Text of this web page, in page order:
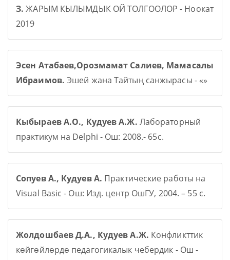
З. ЖАРЫМ КЫЛЫМДЫК ОЙ ТОЛГООЛОР - Ноокат
2019
Эсен Атабаев,Орозмамат Салиев, Мамасалы
Ибраимов. Эшей жана Тайтың санжырасы - «»
Кыбыраев А.О., Кудуев А.Ж. Лабораторный
практикум на Delphi - Ош: 2008.- 65с.
Сопуев А., Кудуев А. Практические работы на
Visual Basic - Ош: Изд. центр ОшГУ, 2004. – 55 с.
Жолдошбаев Д.А., Кудуев А.Ж. Конфликттик
көйгөйлөрдө педагогикалык чебердик - Ош -